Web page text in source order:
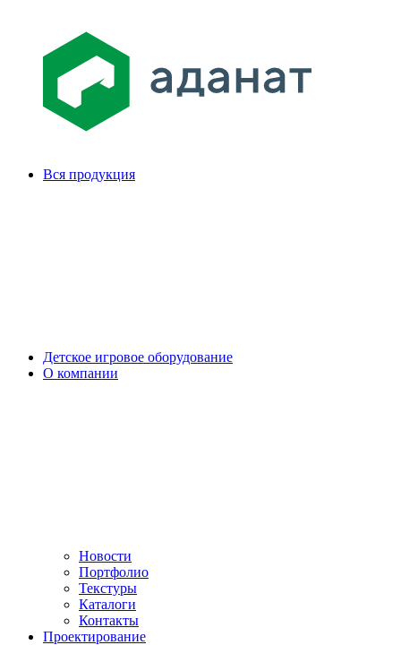
Вся продукция
Детское игровое оборудование
О компании
Новости
Портфолио
Текстуры
Каталоги
Контакты
Проектирование